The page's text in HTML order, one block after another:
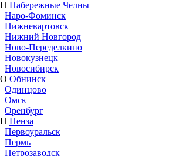
Н Набережные Челны
Наро-Фоминск
Нижневартовск
Нижний Новгород
Ново-Переделкино
Новокузнецк
Новосибирск
О Обнинск
Одинцово
Омск
Оренбург
П Пенза
Первоуральск
Пермь
Петрозаводск